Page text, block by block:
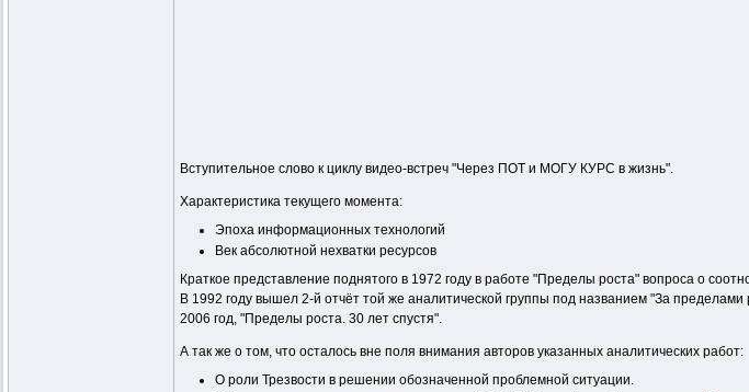
Вступительное слово к циклу видео-встреч "Через ПОТ и МОГУ КУРС в жизнь".
Характеристика текущего момента:
Эпоха информационных технологий
Век абсолютной нехватки ресурсов
Краткое представление поднятого в 1972 году в работе "Пределы роста" вопроса о
В 1992 году вышел 2-й отчёт той же аналитической группы под названием "За пределами
2006 год, "Пределы роста. 30 лет спустя".
А так же о том, что осталось вне поля внимания авторов указанных аналитических работ:
О роли Трезвости в решении обозначенной проблемной ситуации.